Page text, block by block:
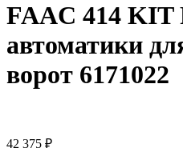
FAAC 414 KIT
автоматики
ворот 6171022
42 375 ₽